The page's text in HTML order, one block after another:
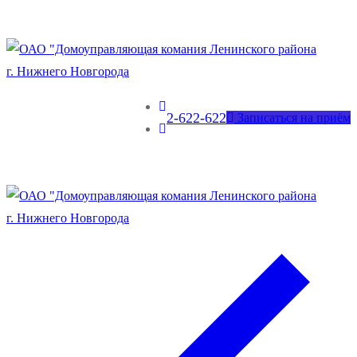
2-622-622 Записаться на приём